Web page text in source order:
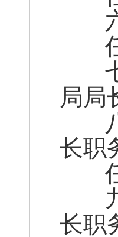
六
任
七
局局
八
长职
任
九
长职